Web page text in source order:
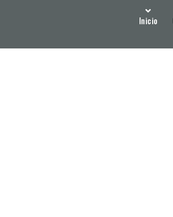
Inicio